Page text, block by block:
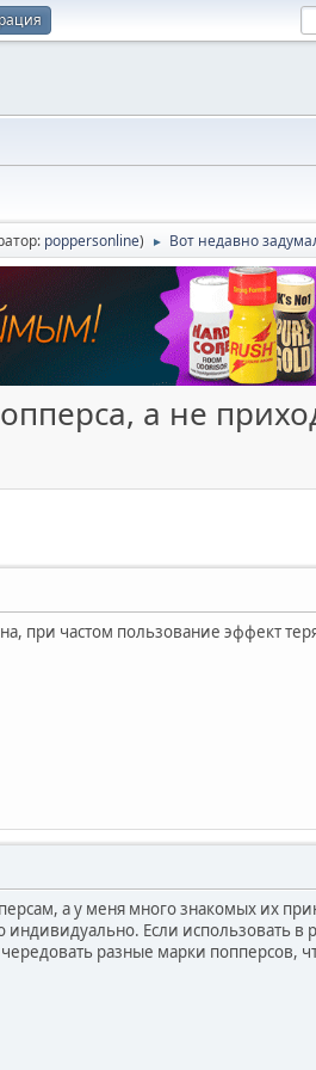
poppersonline) ► Вот недавно
а не
при частом пользование эффект
а у меня много знакомых их
индивидуально. Если использовать
разные марки попперсов,